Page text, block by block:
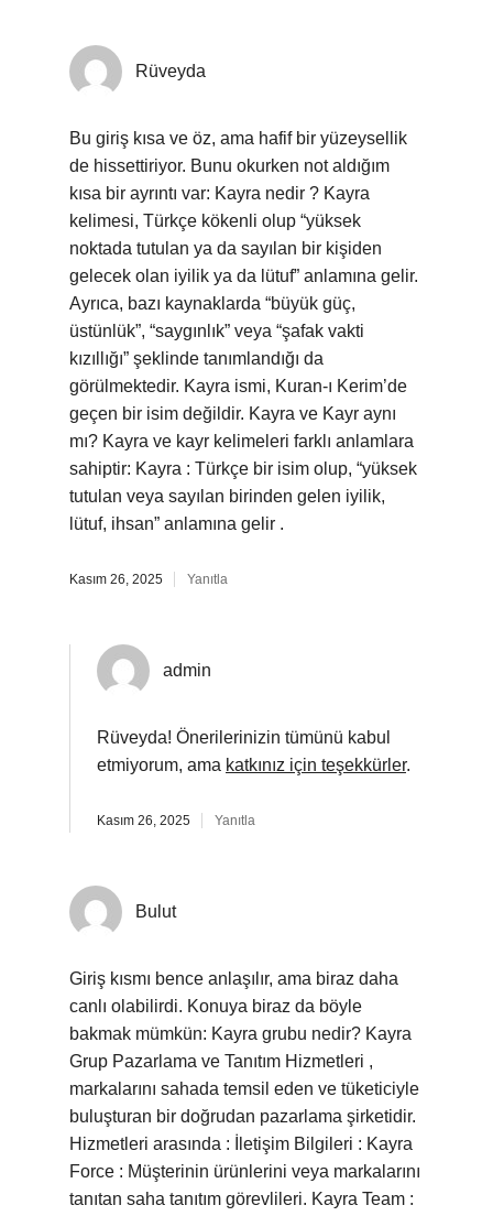
Rüveyda
Bu giriş kısa ve öz, ama hafif bir yüzeysellik
de hissettiriyor. Bunu okurken not aldığım
kısa bir ayrıntı var: Kayra nedir ? Kayra
kelimesi, Türkçe kökenli olup “yüksek
noktada tutulan ya da sayılan bir kişiden
gelecek olan iyilik ya da lütuf” anlamına gelir.
Ayrıca, bazı kaynaklarda “büyük güç,
üstünlük”, “saygınlık” veya “şafak vakti
kızıllığı” şeklinde tanımlandığı da
görülmektedir. Kayra ismi, Kuran-ı Kerim’de
geçen bir isim değildir. Kayra ve Kayr aynı
mı? Kayra ve kayr kelimeleri farklı anlamlara
sahiptir: Kayra : Türkçe bir isim olup, “yüksek
tutulan veya sayılan birinden gelen iyilik,
lütuf, ihsan” anlamına gelir .
Kasım 26, 2025 Yanıtla
admin
Rüveyda! Önerilerinizin tümünü kabul
etmiyorum, ama katkınız için teşekkürler.
Kasım 26, 2025 Yanıtla
Bulut
Giriş kısmı bence anlaşılır, ama biraz daha
canlı olabilirdi. Konuya biraz da böyle
bakmak mümkün: Kayra grubu nedir? Kayra
Grup Pazarlama ve Tanıtım Hizmetleri ,
markalarını sahada temsil eden ve tüketiciyle
buluşturan bir doğrudan pazarlama şirketidir.
Hizmetleri arasında : İletişim Bilgileri : Kayra
Force : Müşterinin ürünlerini veya markalarını
tanıtan saha tanıtım görevlileri. Kayra Team :